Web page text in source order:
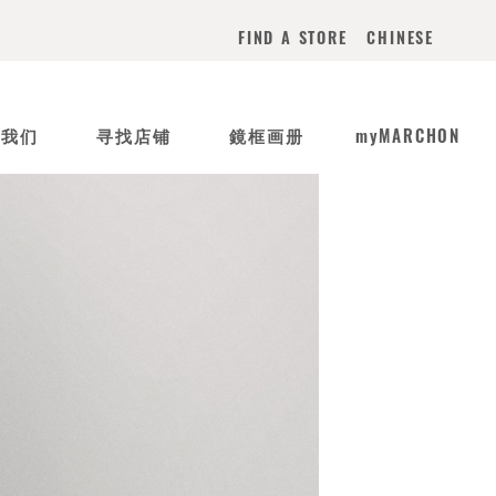
CHINESE
FIND A STORE
们 寻找店铺 鏡框画册 myMARCHON